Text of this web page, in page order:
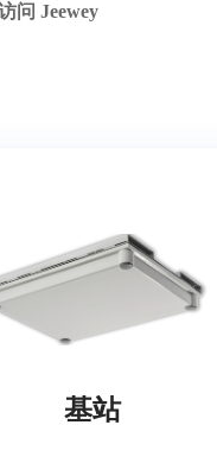
基站
问 Jeewey